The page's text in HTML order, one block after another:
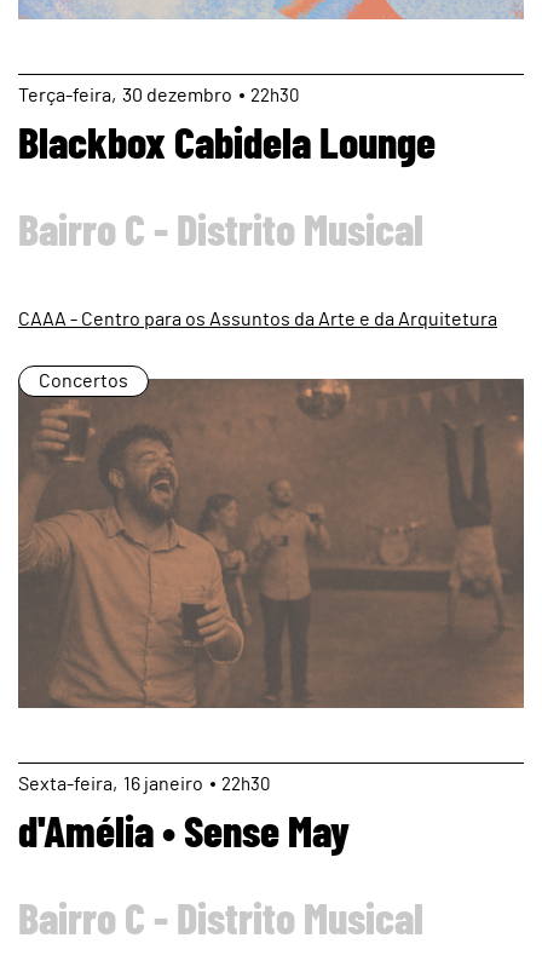
page
30 dezembro
Terça 22h30
Blackbox Cabidela Lounge
Bairro C - Distrito Musical
CAAA - Centro para os Assuntos da Arte e da Arquitetura
Concertos
page
16 janeiro
Sexta 22h30
d'Amélia • Sense May
Bairro C - Distrito Musical